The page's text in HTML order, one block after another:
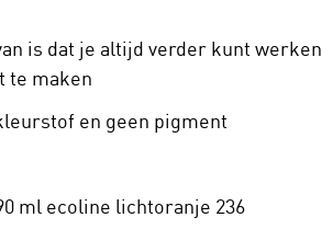
is dat je altijd verder kunt werken
te maken
en geen pigment
ml ecoline lichtoranje 236